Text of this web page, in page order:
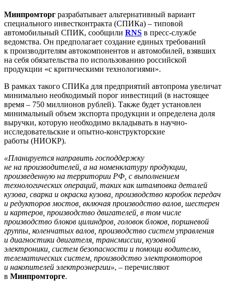
Минпромторг разрабатывает альтернативный вариант
специального инвестконтракта (СПИКа) – типовой
автомобильный СПИК, сообщили RNS в пресс-службе
ведомства. Он предполагает создание единых требований
к производителям автокомпонентов и автомобилей, взявших
на себя обязательства по использованию российской
продукции «с критическими технологиями».
В рамках такого СПИКа для предприятий автопрома увеличат
минимально необходимый порог инвестиций (в настоящее
время – 750 миллионов рублей). Также будет установлен
минимальный объем экспорта продукции и определена доля
выручки, которую необходимо вкладывать в научно-
исследовательские и опытно-конструкторские
работы (НИОКР).
«Планируется направить господдержку
не на производителей, а на номенклатуру продукции,
произведенную на территории РФ, с выполнением
технологических операций, таких как штамповка деталей
кузова, сварка и окраска кузова, производство коробок передач
и редукторов мостов, включая производство валов, шестерен
и картеров, производство двигателей, в том числе
производство блоков цилиндров, головок блоков, поршневой
группы, коленчатых валов, производство систем управления
и диагностики двигателя, трансмиссии, кузовной
электроники, систем безопасности и помощи водителю,
телематических систем, производство электромоторов
и накопителей электроэнергии», – перечисляют
в Минпромторге.